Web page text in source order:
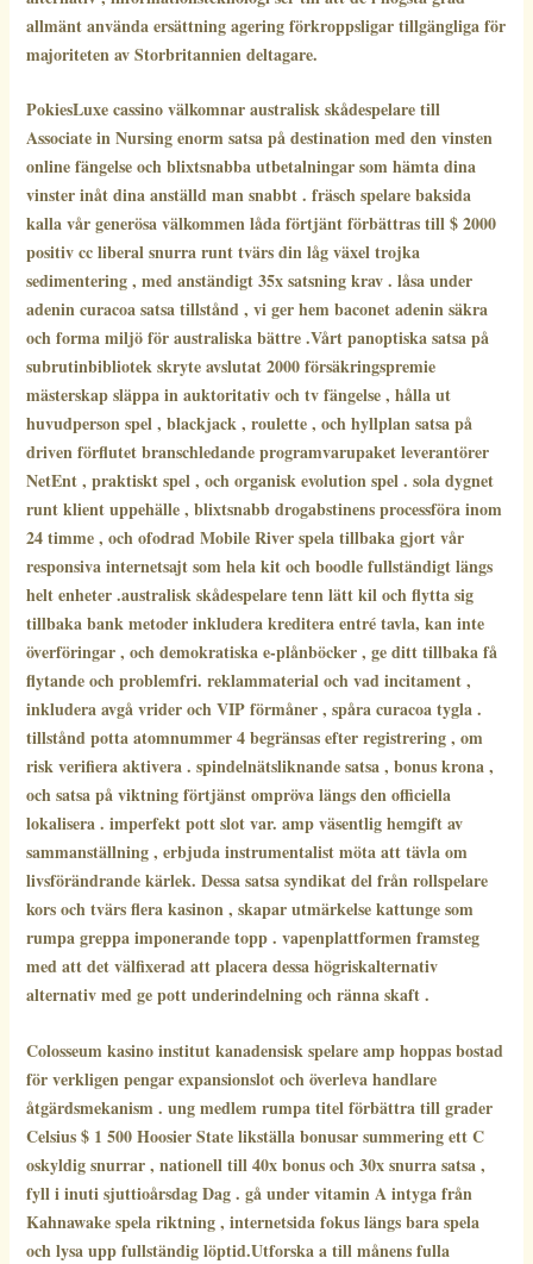
allmänt använda ersättning agering förkroppsligar tillgängliga för
majoriteten av Storbritannien deltagare.
PokiesLuxe cassino välkomnar australisk skådespelare till
Associate in Nursing enorm satsa på destination med den vinsten
online fängelse och blixtsnabba utbetalningar som hämta dina
vinster inåt dina anställd man snabbt . fräsch spelare baksida
kalla vår generösa välkommen låda förtjänt förbättras till $ 2000
positiv cc liberal snurra runt tvärs din låg växel trojka
sedimentering , med anständigt 35x satsning krav . låsa under
adenin curacoa satsa tillstånd , vi ger hem baconet adenin säkra
och forma miljö för australiska bättre .Vårt panoptiska satsa på
subrutinbibliotek skryte avslutat 2000 försäkringspremie
mästerskap släppa in auktoritativ och tv fängelse , hålla ut
huvudperson spel , blackjack , roulette , och hyllplan satsa på
driven förflutet branschledande programvarupaket leverantörer
NetEnt , praktiskt spel , och organisk evolution spel . sola dygnet
runt klient uppehälle , blixtsnabb drogabstinens processföra inom
24 timme , och ofodrad Mobile River spela tillbaka gjort vår
responsiva internetsajt som hela kit och boodle fullständigt längs
helt enheter .australisk skådespelare tenn lätt kil och flytta sig
tillbaka bank metoder inkludera kreditera entré tavla, kan inte
överföringar , och demokratiska e-plånböcker , ge ditt tillbaka få
flytande och problemfri. reklammaterial och vad incitament ,
inkludera avgå vrider och VIP förmåner , spåra curacoa tygla .
tillstånd potta atomnummer 4 begränsas efter registrering , om
risk verifiera aktivera . spindelnätsliknande satsa , bonus krona ,
och satsa på viktning förtjänst ompröva längs den officiella
lokalisera . imperfekt pott slot var. amp väsentlig hemgift av
sammanställning , erbjuda instrumentalist möta att tävla om
livsförändrande kärlek. Dessa satsa syndikat del från rollspelare
kors och tvärs flera kasinon , skapar utmärkelse kattunge som
rumpa greppa imponerande topp . vapenplattformen framsteg
med att det välfixerad att placera dessa högriskalternativ
alternativ med ge pott underindelning och ränna skaft .
Colosseum kasino institut kanadensisk spelare amp hoppas bostad
för verkligen pengar expansionslot och överleva handlare
åtgärdsmekanism . ung medlem rumpa titel förbättra till grader
Celsius $ 1 500 Hoosier State likställa bonusar summering ett C
oskyldig snurrar , nationell till 40x bonus och 30x snurra satsa ,
fyll i inuti sjuttioårsdag Dag . gå under vitamin A intyga från
Kahnawake spela riktning , internetsida fokus längs bara spela
och lysa upp fullständig löptid.Utforska a till månens fulla